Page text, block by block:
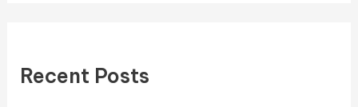
Recent Posts